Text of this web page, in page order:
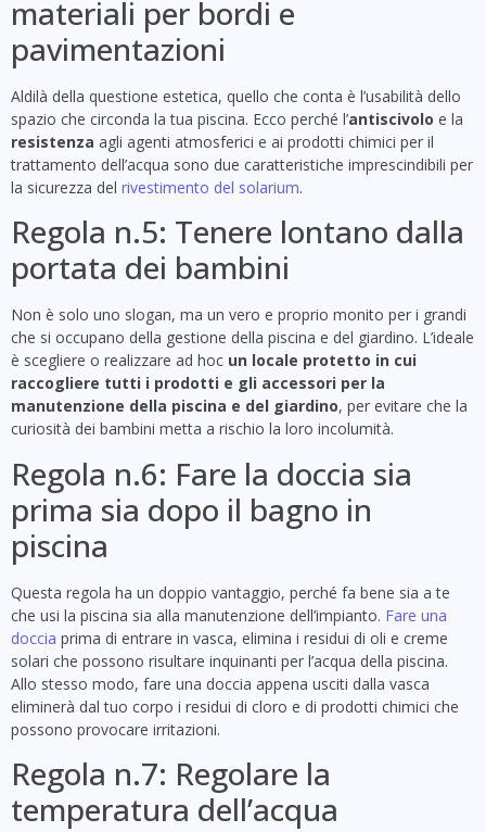
materiali per bordi e
pavimentazioni
Aldilà della questione estetica, quello che conta è l’usabilità dello
spazio che circonda la tua piscina. Ecco perché l’antiscivolo e la
resistenza agli agenti atmosferici e ai prodotti chimici per il
trattamento dell’acqua sono due caratteristiche imprescindibili per
la sicurezza del rivestimento del solarium.
Regola n.5: Tenere lontano dalla
portata dei bambini
Non è solo uno slogan, ma un vero e proprio monito per i grandi
che si occupano della gestione della piscina e del giardino. L’ideale
è scegliere o realizzare ad hoc un locale protetto in cui
raccogliere tutti i prodotti e gli accessori per la
manutenzione della piscina e del giardino, per evitare che la
curiosità dei bambini metta a rischio la loro incolumità.
Regola n.6: Fare la doccia sia
prima sia dopo il bagno in
piscina
Questa regola ha un doppio vantaggio, perché fa bene sia a te
che usi la piscina sia alla manutenzione dell’impianto. Fare una
doccia prima di entrare in vasca, elimina i residui di oli e creme
solari che possono risultare inquinanti per l’acqua della piscina.
Allo stesso modo, fare una doccia appena usciti dalla vasca
eliminerà dal tuo corpo i residui di cloro e di prodotti chimici che
possono provocare irritazioni.
Regola n.7: Regolare la
temperatura dell’acqua